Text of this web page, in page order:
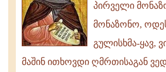
პირველი
მონაზონისა
სულისა
ოხრებაი
პირველი
მონაზონო,
გულისხმა-ყავ,
მაშინ ითხოვდი ღმრთისაგან